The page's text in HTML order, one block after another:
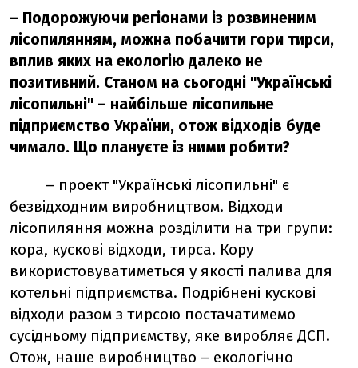
– Подорожуючи регіонами із розвиненим
лісопилянням, можна побачити гори тирси,
вплив яких на екологію далеко не
позитивний. Станом на сьогодні "Українські
лісопильні" – найбільше лісопильне
підприємство України, отож відходів буде
чимало. Що плануєте із ними робити?
– проект "Українські лісопильні" є
безвідходним виробництвом. Відходи
лісопиляння можна розділити на три групи:
кора, кускові відходи, тирса. Кору
використовуватиметься у якості палива для
котельні підприємства. Подрібнені кускові
відходи разом з тирсою постачатимемо
сусідньому підприємству, яке виробляє ДСП.
Отож, наше виробництво – екологічно